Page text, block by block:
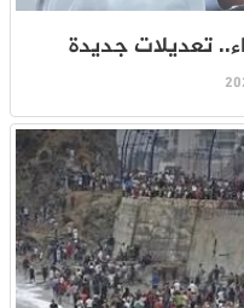
تعديلات جديدة